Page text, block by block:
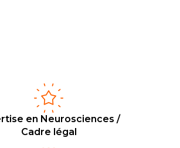
en Neurosciences /
Cadre légal